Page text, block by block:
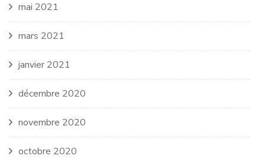
mai 2021
mars 2021
janvier 2021
décembre 2020
novembre 2020
octobre 2020